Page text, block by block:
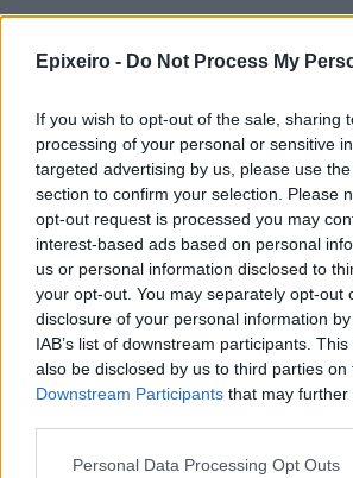
Epixeiro - Do Not Process My
If you wish to opt-out of the sale, sharing
processing of your personal or sensitive
targeted advertising by us, please use
section to confirm your selection. Please
opt-out request is processed you may
interest-based ads based on personal
us or personal information disclosed to
your opt-out. You may separately opt-out
disclosure of your personal information
IAB’s list of downstream participants.
also be disclosed by us to third parties on
Downstream Participants that may
Personal Data Processing Opt Outs
Σχολιάστε